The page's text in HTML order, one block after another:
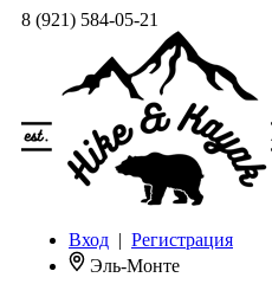
8 (921) 584-05-21
Вход | Регистрация
Эль-Монте